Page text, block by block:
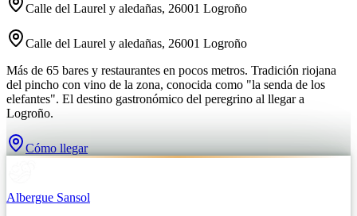
Calle del Laurel y aledañas, 26001 Logroño
Calle del Laurel y aledañas, 26001 Logroño
Más de 65 bares y restaurantes en pocos metros. Tradición riojana
del pincho con vino de la zona, conocida como "la senda de los
elefantes". El destino gastronómico del peregrino al llegar a
Logroño.
Cómo llegar
Albergue Sansol